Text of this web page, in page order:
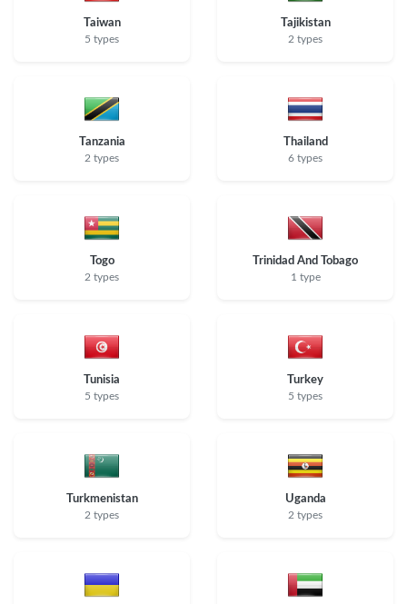
Taiwan
5 types
Tajikistan
2 types
Tanzania
2 types
Thailand
6 types
Togo
2 types
Trinidad And Tobago
1 type
Tunisia
5 types
Turkey
5 types
Turkmenistan
2 types
Uganda
2 types